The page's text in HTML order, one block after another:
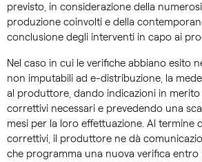
previsto, in considerazione della
produzione coinvolti e della
conclusione degli interventi in capo ai
Nel caso in cui le verifiche abbiano esito
non imputabili ad e-distribuzione, la
al produttore, dando indicazioni in
correttivi necessari e prevedendo una
mesi per la loro effettuazione. Al termine
correttivi, il produttore ne dà
che programma una nuova verifica entro